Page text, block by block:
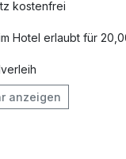
kostenfrei
im Hotel erlaubt für
verfügbar
anzeigen